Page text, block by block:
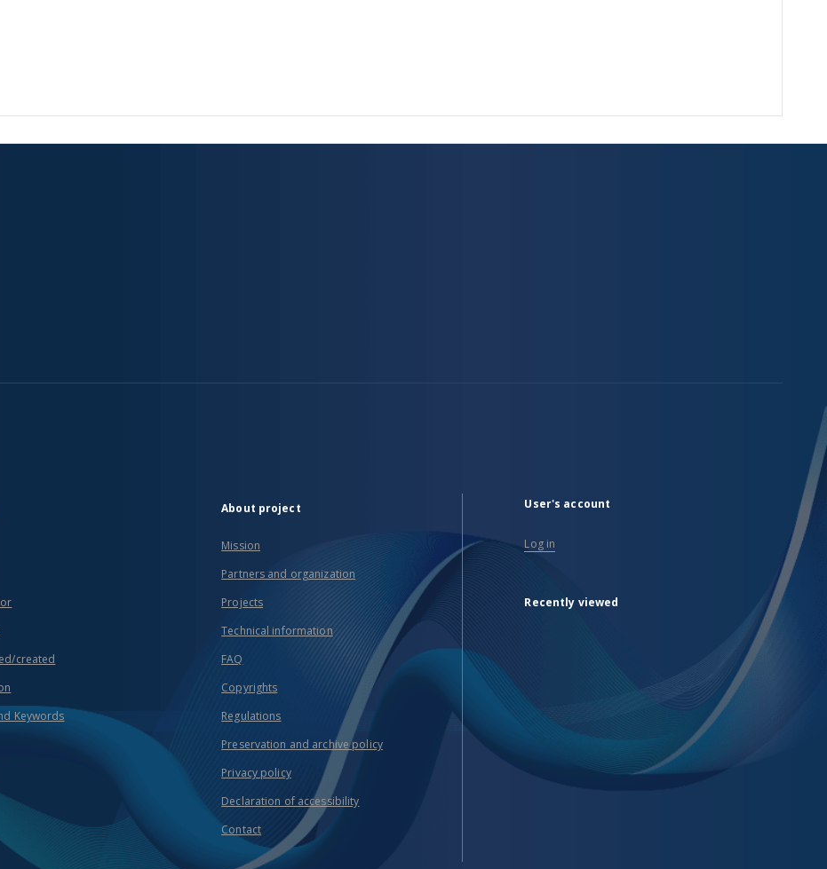
created
Keywords
About project
Mission
Partners and organization
Projects
Technical information
FAQ
Copyrights
Regulations
Preservation and archive policy
Privacy policy
Declaration of accessibility
Contact
User's account
Log in
Recently viewed